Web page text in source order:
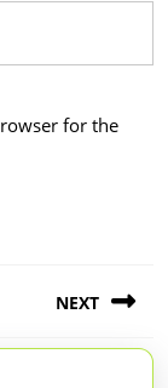
for the
NEXT